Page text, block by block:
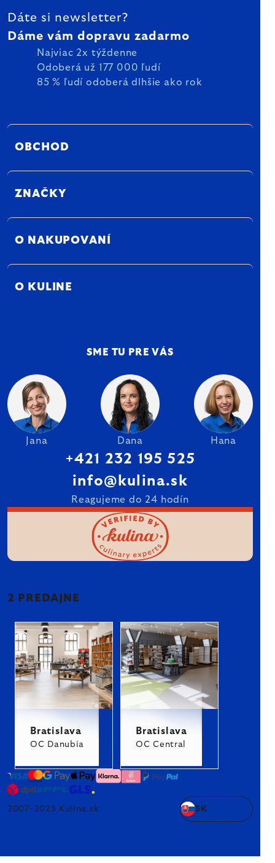
Dáte si newsletter?
Dáme vám dopravu zadarmo
Najviac 2x týždenne
Odoberá už 177 000 ľudí
85 % ľudí odoberá dlhšie ako rok
OBCHOD
ZNAČKY
O NAKUPOVANÍ
O KULINE
SME TU PRE VÁS
Jana Dana Hana
+421 232 195 525
info@kulina.sk
Reagujeme do 24 hodín
2 PREDAJNE
Bratislava
OC Danubia
Bratislava
OC Central
2007–2025 Kulina.sk SK